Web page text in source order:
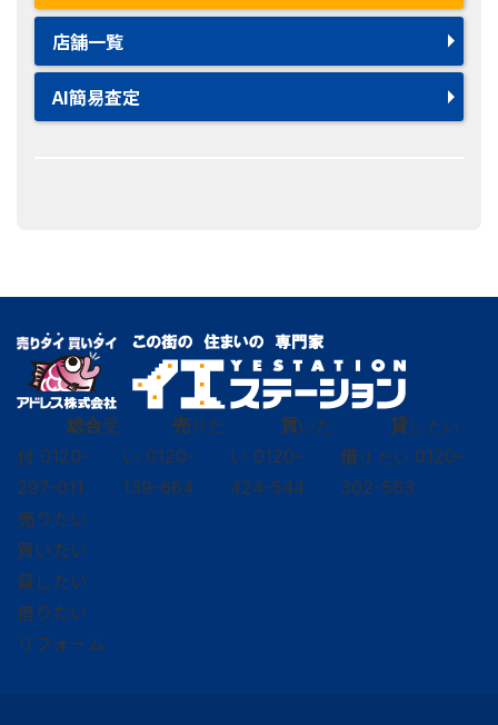
店舗一覧
AI簡易査定
総合受
付 0120-
297-011
売りた
い 0120-
139-664
買いた
い 0120-
424-544
貸し たい
借り たい 0120-
302-563
売りたい
買いたい
貸したい
借りたい
リフォーム